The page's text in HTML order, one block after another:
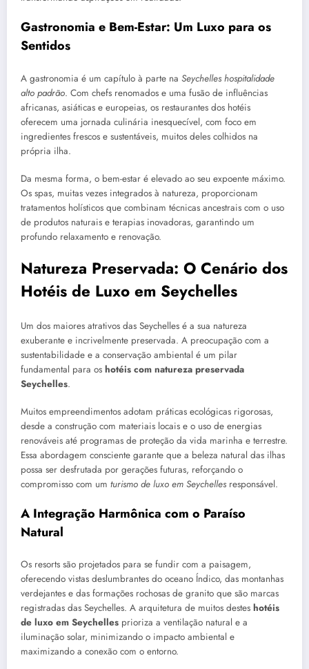
Gastronomia e Bem-Estar: Um Luxo para os
Sentidos
A gastronomia é um capítulo à parte na Seychelles hospitalidade
alto padrão. Com chefs renomados e uma fusão de influências
africanas, asiáticas e europeias, os restaurantes dos hotéis
oferecem uma jornada culinária inesquecível, com foco em
ingredientes frescos e sustentáveis, muitos deles colhidos na
própria ilha.
Da mesma forma, o bem-estar é elevado ao seu expoente máximo.
Os spas, muitas vezes integrados à natureza, proporcionam
tratamentos holísticos que combinam técnicas ancestrais com o uso
de produtos naturais e terapias inovadoras, garantindo um
profundo relaxamento e renovação.
Natureza Preservada: O Cenário dos
Hotéis de Luxo em Seychelles
Um dos maiores atrativos das Seychelles é a sua natureza
exuberante e incrivelmente preservada. A preocupação com a
sustentabilidade e a conservação ambiental é um pilar
fundamental para os hotéis com natureza preservada
Seychelles.
Muitos empreendimentos adotam práticas ecológicas rigorosas,
desde a construção com materiais locais e o uso de energias
renováveis até programas de proteção da vida marinha e terrestre.
Essa abordagem consciente garante que a beleza natural das ilhas
possa ser desfrutada por gerações futuras, reforçando o
compromisso com um turismo de luxo em Seychelles responsável.
A Integração Harmônica com o Paraíso
Natural
Os resorts são projetados para se fundir com a paisagem,
oferecendo vistas deslumbrantes do oceano Índico, das montanhas
verdejantes e das formações rochosas de granito que são marcas
registradas das Seychelles. A arquitetura de muitos destes hotéis
de luxo em Seychelles prioriza a ventilação natural e a
iluminação solar, minimizando o impacto ambiental e
maximizando a conexão com o entorno.